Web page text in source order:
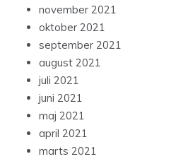
november 2021
oktober 2021
september 2021
august 2021
juli 2021
juni 2021
maj 2021
april 2021
marts 2021